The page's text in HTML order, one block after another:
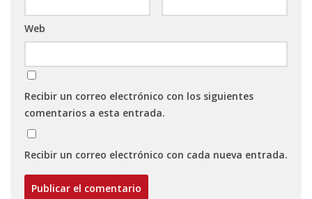
Web
Recibir un correo electrónico con los siguientes
comentarios a esta entrada.
Recibir un correo electrónico con cada nueva entrada.